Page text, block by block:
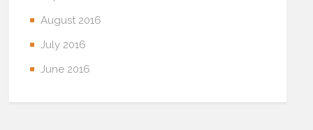
August 2016
July 2016
June 2016